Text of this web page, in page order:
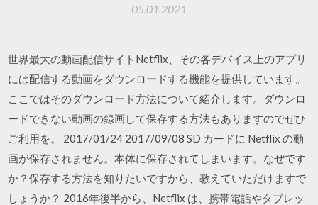
05.01.2021
世界最大の動画配信サイトNetflix、その各デバイス上のアプリ
には配信する動画をダウンロードする機能を提供しています。
ここではそのダウンロード方法について紹介します。ダウンロ
ードできない動画の録画して保存する方法もありますのでぜひ
ご利用を。 2017/01/24 2017/09/08 SD カードに Netflix の動
画が保存されません。本体に保存されてしまいます。なぜです
か？保存する方法を知りたいですから、教えていただけますで
しょうか？ 2016年後半から、Netflix は、携帯電話やタブレッ